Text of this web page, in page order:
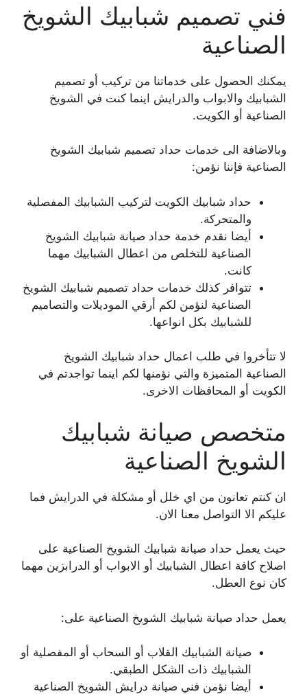
فني تصميم شبابيك الشويخ
الصناعية
يمكنك الحصول على خدماتنا من تركيب أو تصميم
الشبابيك والابواب والدرايش اينما كنت في الشويخ
الصناعية أو الكويت.
وبالاضافة الى خدمات حداد تصميم شبابيك الشويخ
الصناعية فإننا نؤمن:
حداد شبابيك الكويت لتركيب الشبابيك المفصلية
والمتحركة.
أيضا نقدم خدمة حداد صيانة شبابيك الشويخ
الصناعية للتخلص من اعطال الشبابيك مهما
كانت.
تتوافر كذلك خدمات حداد تصميم شبابيك الشويخ
الصناعية لنؤمن لكم أرقي الموديلات والتصاميم
للشبابيك بكل انواعها.
لا تتأخروا في طلب اعمال حداد شبابيك الشويخ
الصناعية المتميزة والتي نؤمنها لكم اينما تواجدتم في
الكويت أو المحافظات الاخرى.
متخصص صيانة شبابيك
الشويخ الصناعية
ان كنتم تعانون من اي خلل أو مشكلة في الدرايش فما
عليكم الا التواصل معنا الان.
حيث يعمل حداد صيانة شبابيك الشويخ الصناعية على
اصلاح كافة اعطال الشبابيك أو الابواب أو الدرابزين مهما
كان نوع العطل.
يعمل حداد صيانة شبابيك الشويخ الصناعية على:
صيانة الشبابيك القلاب أو السحاب أو المفصلية أو
الشبابيك ذات الشكل الطبقي.
أيضا نؤمن فني صيانة درايش الشويخ الصناعية